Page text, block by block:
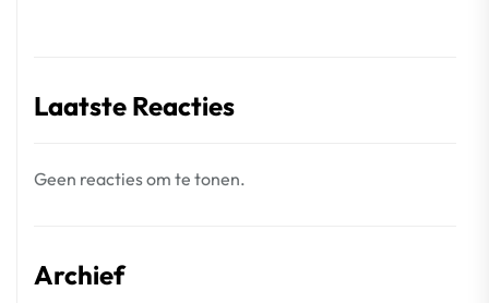
Laatste Reacties
Geen reacties om te tonen.
Archief